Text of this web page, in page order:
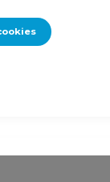
Jésus-Christ